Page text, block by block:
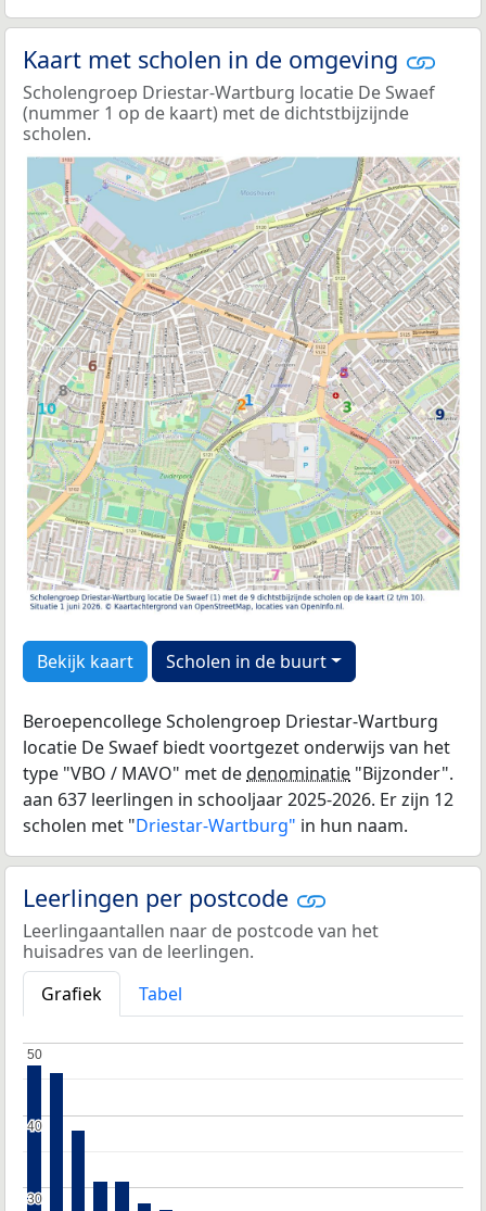
Kaart met scholen in de omgeving
Scholengroep Driestar-Wartburg locatie De Swaef
(nummer 1 op de kaart) met de dichtstbijzijnde
scholen.
Bekijk kaart Scholen in de buurt
Beroepencollege Scholengroep Driestar-Wartburg
locatie De Swaef biedt voortgezet onderwijs van het
type "VBO / MAVO" met dedenominatie "Bijzonder".
aan 637 leerlingen in schooljaar 2025-2026. Er zijn 12
scholen met "Driestar-Wartburg" in hun naam.
Leerlingen per postcode
Leerlingaantallen naar de postcode van het
huisadres van de leerlingen.
Grafiek
Tabel
30
30
40
40
50
50